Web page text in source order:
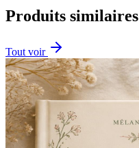
Produits similaires
Tout voir